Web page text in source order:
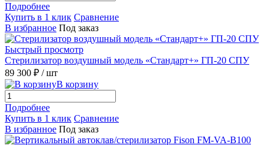
Подробнее
Купить в 1 клик Сравнение
В избранное Под заказ
Быстрый просмотр
Стерилизатор воздушный модель «Стандарт+» ГП-20 СПУ
89 300 ₽ / шт
В корзину
Подробнее
Купить в 1 клик Сравнение
В избранное Под заказ